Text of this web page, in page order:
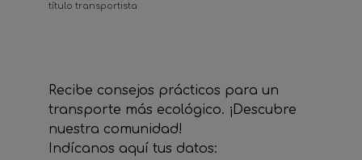
título transportista
Recibe consejos prácticos para un
transporte más ecológico. ¡Descubre
nuestra comunidad!
Indícanos aquí tus datos: